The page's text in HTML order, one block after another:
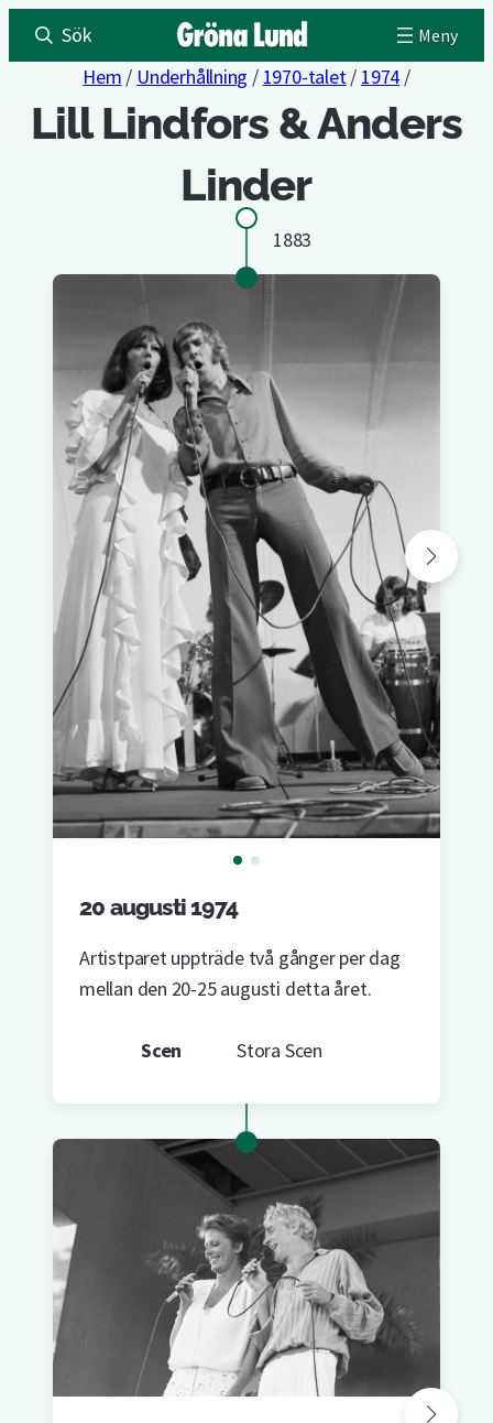
Sök
Hem / Underhållning / 1970-talet/ 1974 /
Lill Lindfors & Anders
Linder
1883
20 augusti 1974
Artistparet uppträde två gånger per dag
mellan den 20-25 augusti detta året.
Scen Stora Scen